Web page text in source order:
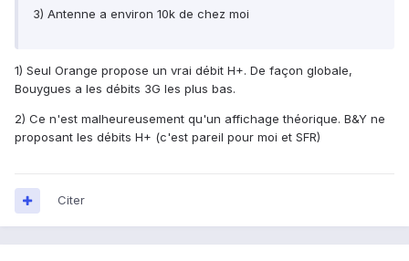
3) Antenne a environ 10k de chez moi
1) Seul Orange propose un vrai débit H+. De façon globale,
Bouygues a les débits 3G les plus bas.
2) Ce n'est malheureusement qu'un affichage théorique. B&Y ne
proposant les débits H+ (c'est pareil pour moi et SFR)
Citer